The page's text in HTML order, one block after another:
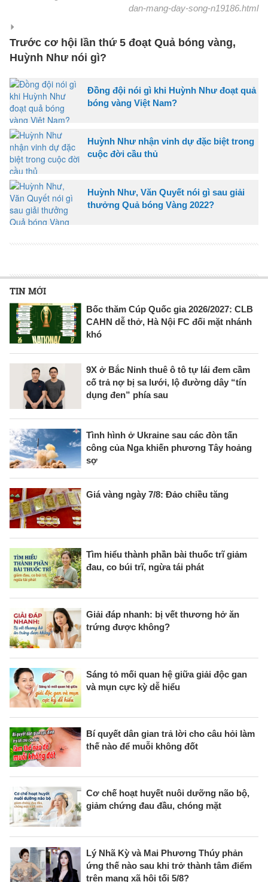
dan-mang-day-song-n19186.html
Trước cơ hội lần thứ 5 đoạt Quả bóng vàng,
Huỳnh Như nói gì?
Đồng đội nói gì khi Huỳnh Như đoạt quả
bóng vàng Việt Nam?
Huỳnh Như nhận vinh dự đặc biệt trong
cuộc đời cầu thủ
Huỳnh Như, Văn Quyết nói gì sau giải
thưởng Quả bóng Vàng 2022?
TIN MỚI
Bốc thăm Cúp Quốc gia 2026/2027: CLB
CAHN dễ thở, Hà Nội FC đối mặt nhánh
khó
9X ở Bắc Ninh thuê ô tô tự lái đem cầm
cố trả nợ bị sa lưới, lộ đường dây “tín
dụng đen” phía sau
Tình hình ở Ukraine sau các đòn tấn
công của Nga khiến phương Tây hoảng
sợ
Giá vàng ngày 7/8: Đảo chiều tăng
Tìm hiểu thành phần bài thuốc trĩ giảm
đau, co búi trĩ, ngừa tái phát
Giải đáp nhanh: bị vết thương hở ăn
trứng được không?
Sáng tỏ mối quan hệ giữa giải độc gan
và mụn cực kỳ dễ hiểu
Bí quyết dân gian trả lời cho câu hỏi làm
thế nào để muỗi không đốt
Cơ chế hoạt huyết nuôi dưỡng não bộ,
giảm chứng đau đầu, chóng mặt
Lý Nhã Kỳ và Mai Phương Thúy phản
ứng thế nào sau khi trở thành tâm điểm
trên mạng xã hội tối 5/8?